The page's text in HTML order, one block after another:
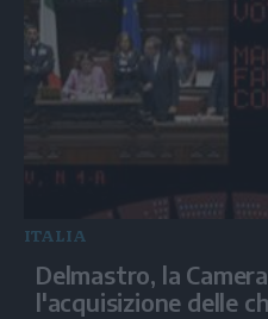
ITALIA
Delmastro, la
l'acquisizione delle